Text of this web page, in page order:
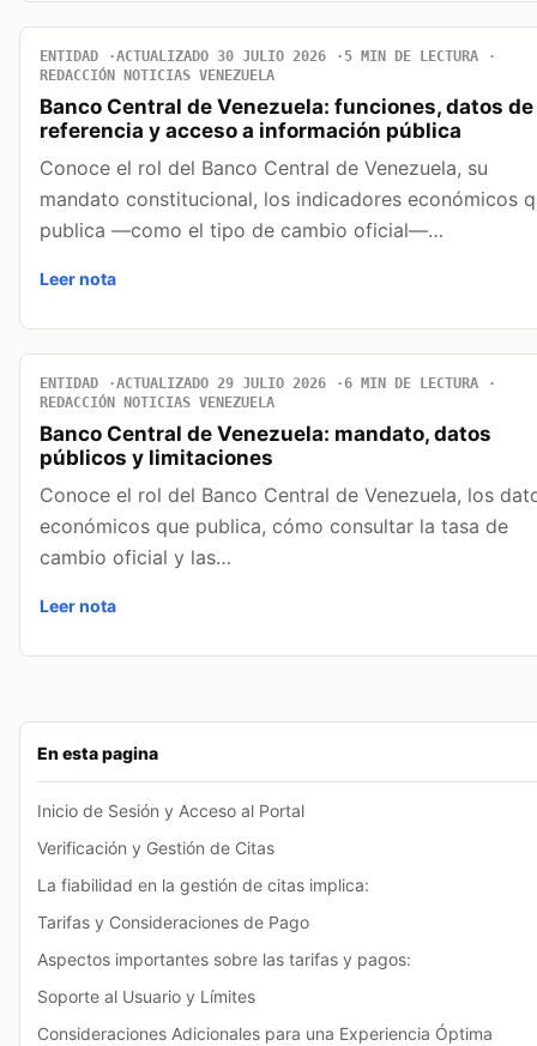
En esta pagina
Inicio de Sesión y Acceso al Portal
Verificación y Gestión de Citas
La fiabilidad en la gestión de citas implica:
Tarifas y Consideraciones de Pago
Aspectos importantes sobre las tarifas y pagos:
Soporte al Usuario y Límites
Consideraciones Adicionales para una Experiencia Óptima
ENTIDAD ACTUALIZADO 30 JULIO 2026
5 MIN DE LECTURA
REDACCIÓN NOTICIAS VENEZUELA
Banco Central de Venezuela: funciones, datos de
referencia y acceso a información pública
Conoce el rol del Banco Central de Venezuela, su
mandato constitucional, los indicadores económicos
publica —como el tipo de cambio oficial—…
Leer nota
ENTIDAD ACTUALIZADO 29 JULIO 2026
6 MIN DE LECTURA
REDACCIÓN NOTICIAS VENEZUELA
Banco Central de Venezuela: mandato, datos
públicos y limitaciones
Conoce el rol del Banco Central de Venezuela, los
económicos que publica, cómo consultar la tasa de
cambio oficial y las…
Leer nota